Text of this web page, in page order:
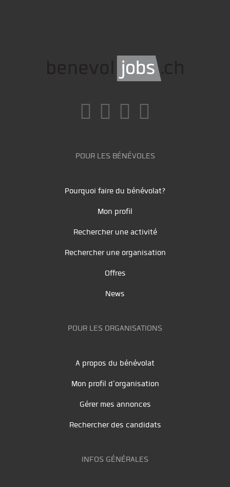
POUR LES BÉNÉVOLES
Pourquoi faire du bénévolat?
Mon profil
Rechercher une activité
Rechercher une organisation
Offres
News
POUR LES ORGANISATIONS
A propos du bénévolat
Mon profil d'organisation
Gérer mes annonces
Rechercher des candidats
INFOS GÉNÉRALES